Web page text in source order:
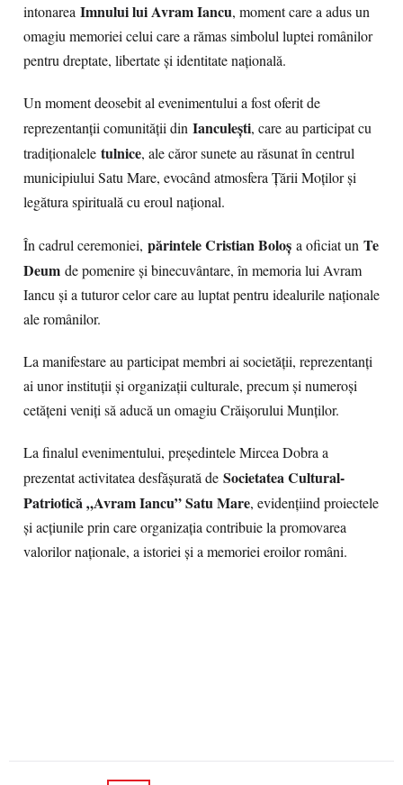
intonarea Imnului lui Avram Iancu, moment care a adus un
omagiu memoriei celui care a rămas simbolul luptei românilor
pentru dreptate, libertate și identitate națională.
Un moment deosebit al evenimentului a fost oferit de
reprezentanții comunității din Ianculești, care au participat cu
tradiționalele tulnice, ale căror sunete au răsunat în centrul
municipiului Satu Mare, evocând atmosfera Țării Moților și
legătura spirituală cu eroul național.
În cadrul ceremoniei, părintele Cristian Boloș a oficiat un Te
Deum de pomenire și binecuvântare, în memoria lui Avram
Iancu și a tuturor celor care au luptat pentru idealurile naționale
ale românilor.
La manifestare au participat membri ai societății, reprezentanți
ai unor instituții și organizații culturale, precum și numeroși
cetățeni veniți să aducă un omagiu Crăișorului Munților.
La finalul evenimentului, președintele Mircea Dobra a
prezentat activitatea desfășurată de Societatea Cultural-
Patriotică „Avram Iancu” Satu Mare, evidențiind proiectele
și acțiunile prin care organizația contribuie la promovarea
valorilor naționale, a istoriei și a memoriei eroilor români.